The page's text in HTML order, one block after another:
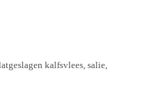
kalfsvlees, salie,